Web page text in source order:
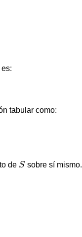
tabular como:
de S
S sobre sí mismo.